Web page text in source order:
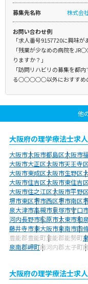
募集先名称 株式会
お問い合わせ例
「求人番号9157720に興味
「残業が少なめの病院を
りますか？」
「訪問リハビリの募集を都
る○○○○○以外におすすめの
他
大阪府の理学療法士求
大阪市大阪市都島区大阪市
大阪市大正区大阪市天王寺
大阪市東成区大阪市生野区
大阪市住吉区大阪市東住吉
大阪市住之江区大阪市平野
堺市東区堺市西区堺市南区
泉大津市高槻市貝塚市守口
河内長野市松原市大東市和
藤井寺市東大阪市泉南市四
豊能郡豊能町豊能郡能勢町
泉南郡岬町南河内郡太子町
大阪府の理学療法士求